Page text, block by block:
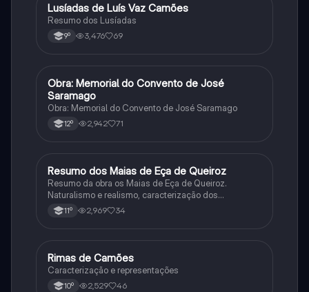
Português
Lusíadas de Luís Vaz Camões
Resumo dos Lusíadas
9º 3,476 69
Português
Obra: Memorial do Convento de José
Saramago
Obra: Memorial do Convento de José Saramago
12º 2,942 71
Português
Resumo dos Maias de Eça de Queiroz
Resumo da obra os Maias de Eça de Queiroz.
Naturalismo e realismo, caracterização dos
personagens e contexto histórico.
11º 2,969 34
Português
Rimas de Camões
Caracterização e representações
10º 2,529 46